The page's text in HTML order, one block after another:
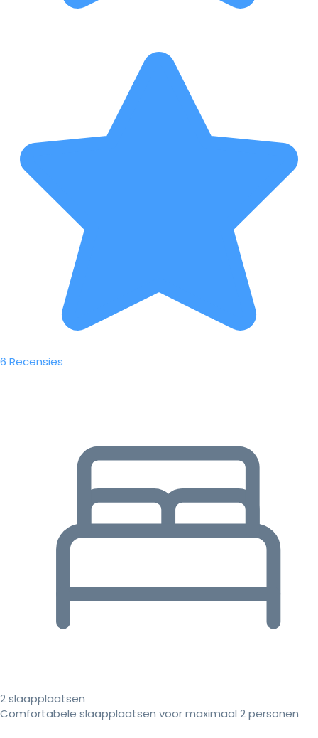
6 Recensies
2 slaapplaatsen
Comfortabele slaapplaatsen voor maximaal 2 personen